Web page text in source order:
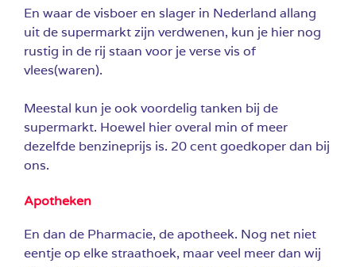
En waar de visboer en slager in Nederland allang
uit de supermarkt zijn verdwenen, kun je hier nog
rustig in de rij staan voor je verse vis of
vlees(waren).
Meestal kun je ook voordelig tanken bij de
supermarkt. Hoewel hier overal min of meer
dezelfde benzineprijs is. 20 cent goedkoper dan bij
ons.
Apotheken
En dan de Pharmacie, de apotheek. Nog net niet
eentje op elke straathoek, maar veel meer dan wij